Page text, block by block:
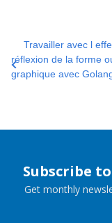
Travailler avec l
réflexion de la forme
graphique avec
Subscribe
Get monthly